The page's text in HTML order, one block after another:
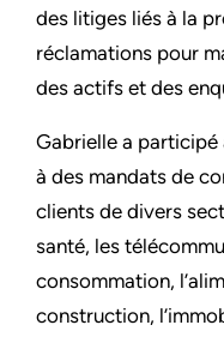
des litiges liés à la
réclamations pour
des actifs et des
Gabrielle a participé
à des mandats de
clients de divers
santé, les
consommation,
construction,